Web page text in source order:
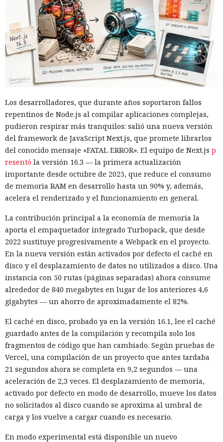
Los desarrolladores, que durante años soportaron fallos
repentinos de Node.js al compilar aplicaciones complejas,
pudieron respirar más tranquilos: salió una nueva versión
del framework de JavaScript Next.js, que promete librarlos
del conocido mensaje «FATAL ERROR». El equipo de Next.js p
resentó la versión 16.3 — la primera actualización
importante desde octubre de 2025, que reduce el consumo
de memoria RAM en desarrollo hasta un 90% y, además,
acelera el renderizado y el funcionamiento en general.
La contribución principal a la economía de memoria la
aporta el empaquetador integrado Turbopack, que desde
2022 sustituye progresivamente a Webpack en el proyecto.
En la nueva versión están activados por defecto el caché en
disco y el desplazamiento de datos no utilizados a disco. Una
instancia con 50 rutas (páginas separadas) ahora consume
alrededor de 840 megabytes en lugar de los anteriores 4,6
gigabytes — un ahorro de aproximadamente el 82%.
El caché en disco, probado ya en la versión 16.1, lee el caché
guardado antes de la compilación y recompila solo los
fragmentos de código que han cambiado. Según pruebas de
Vercel, una compilación de un proyecto que antes tardaba
21 segundos ahora se completa en 9,2 segundos — una
aceleración de 2,3 veces. El desplazamiento de memoria,
activado por defecto en modo de desarrollo, mueve los datos
no solicitados al disco cuando se aproxima al umbral de
carga y los vuelve a cargar cuando es necesario.
En modo experimental está disponible un nuevo